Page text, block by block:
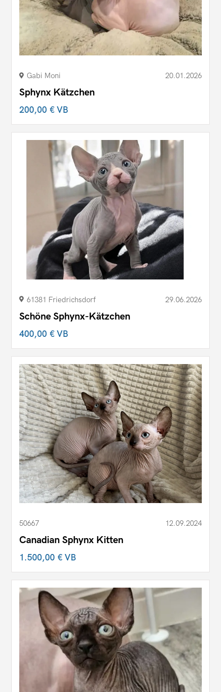
Gabi Moni 20.01.2026
Sphynx Kätzchen
200,00 €VB
61381 Friedrichsdorf 29.06.2026
Schöne Sphynx-Kätzchen
400,00 €VB
50667 12.09.2024
Canadian Sphynx Kitten
1.500,00 €VB